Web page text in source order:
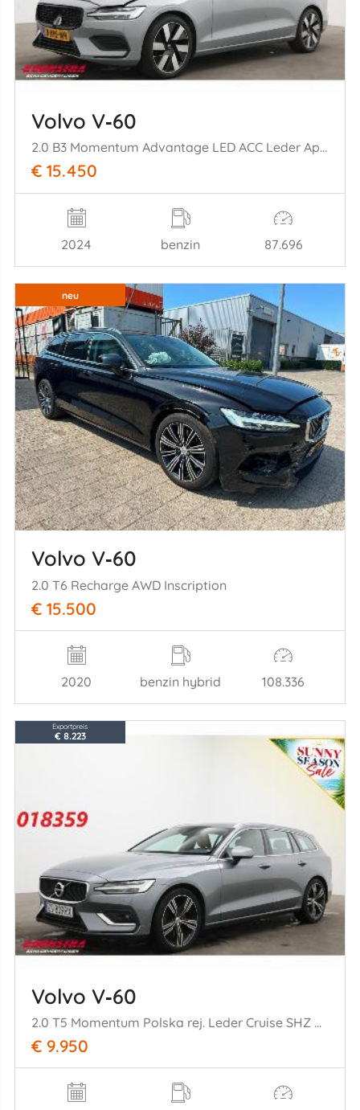
Volvo V‑60
2.0 B3 Momentum Advantage LED ACC Leder Apple/Android LRHZ AHK
€ 15.450
2024 benzin 87.696
neu
Volvo V‑60
2.0 T6 Recharge AWD Inscription
€ 15.500
2020 benzin hybrid 108.336
Exportpreis
€ 8.223
Volvo V‑60
2.0 T5 Momentum Polska rej. Leder Cruise SHZ AHK
€ 9.950